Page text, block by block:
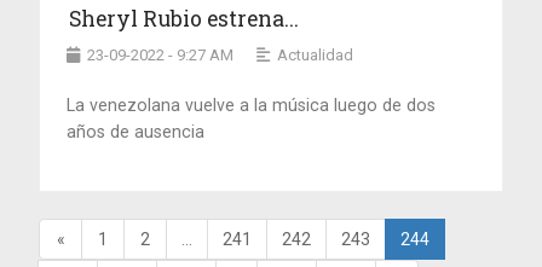
Sheryl Rubio estrena...
23-09-2022 - 9:27 AM Actualidad
La venezolana vuelve a la música luego de dos
años de ausencia
« 1 2 241 242 243 244